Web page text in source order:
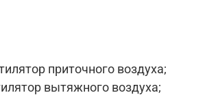
приточного воздуха;
вытяжного воздуха;